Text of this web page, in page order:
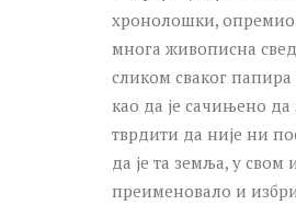
хронолошки, опремио
многа живописна
сликом сваког
као да је сачињено да
тврдити да није ни
да је та земља, у свом
преименовало и